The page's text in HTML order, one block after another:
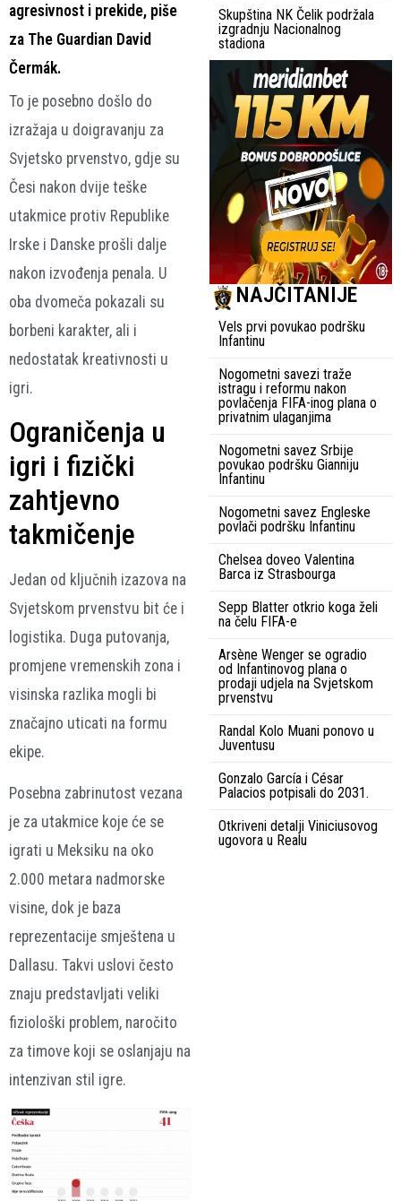
agresivnost i prekide, piše
za The Guardian David
Čermák.
To je posebno došlo do
izražaja u doigravanju za
Svjetsko prvenstvo, gdje su
Česi nakon dvije teške
utakmice protiv Republike
Irske i Danske prošli dalje
nakon izvođenja penala. U
oba dvomeča pokazali su
borbeni karakter, ali i
nedostatak kreativnosti u
igri.
Ograničenja u
igri i fizički
zahtjevno
takmičenje
Jedan od ključnih izazova na
Svjetskom prvenstvu bit će i
logistika. Duga putovanja,
promjene vremenskih zona i
visinska razlika mogli bi
značajno uticati na formu
ekipe.
Posebna zabrinutost vezana
je za utakmice koje će se
igrati u Meksiku na oko
2.000 metara nadmorske
visine, dok je baza
reprezentacije smještena u
Dallasu. Takvi uslovi često
znaju predstavljati veliki
fiziološki problem, naročito
za timove koji se oslanjaju na
intenzivan stil igre.
Skupština NK Čelik podržala
izgradnju Nacionalnog
stadiona
NAJČITANIJE
Vels prvi povukao podršku
Infantinu
Nogometni savezi traže
istragu i reformu nakon
povlačenja FIFA-inog plana o
privatnim ulaganjima
Nogometni savez Srbije
povukao podršku Gianniju
Infantinu
Nogometni savez Engleske
povlači podršku Infantinu
Chelsea doveo Valentina
Barca iz Strasbourga
Sepp Blatter otkrio koga želi
na čelu FIFA-e
Arsène Wenger se ogradio
od Infantinovog plana o
prodaji udjela na Svjetskom
prvenstvu
Randal Kolo Muani ponovo u
Juventusu
Gonzalo García i César
Palacios potpisali do 2031.
Otkriveni detalji Viniciusovog
ugovora u Realu